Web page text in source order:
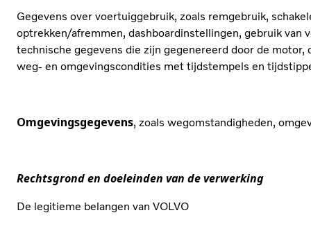
Gegevens over voertuiggebruik, zoals remgebruik,
optrekken/afremmen, dashboardinstellingen, gebruik van
technische gegevens die zijn gegenereerd door de motor,
weg- en omgevingscondities met tijdstempels en
Omgevingsgegevens, zoals wegomstandigheden,
Rechtsgrond en doeleinden van de verwerking
De legitieme belangen van VOLVO